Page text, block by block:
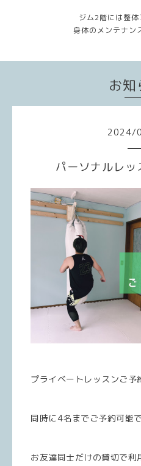
ジム2階には整体
身体のメンテナン
お知
2024/
パーソナルレッ
プライベートレッスンご予
同時に4名までご予約可能
お友達同士だけの貸切で利